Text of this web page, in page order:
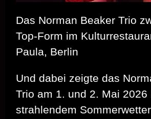
Das Norman Beaker Trio
Top-Form im
Paula, Berlin
Und dabei zeigte das
Trio am 1. und 2. Mai 2026
strahlendem